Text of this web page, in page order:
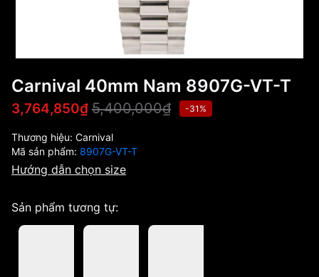
Carnival 40mm Nam 8907G-VT-T
3,764,850₫ 5,400,000₫ -31%
Thương hiệu: Carnival
Mã sản phẩm: 8907G-VT-T
Hướng dẫn chọn size
Sản phẩm tương tự: